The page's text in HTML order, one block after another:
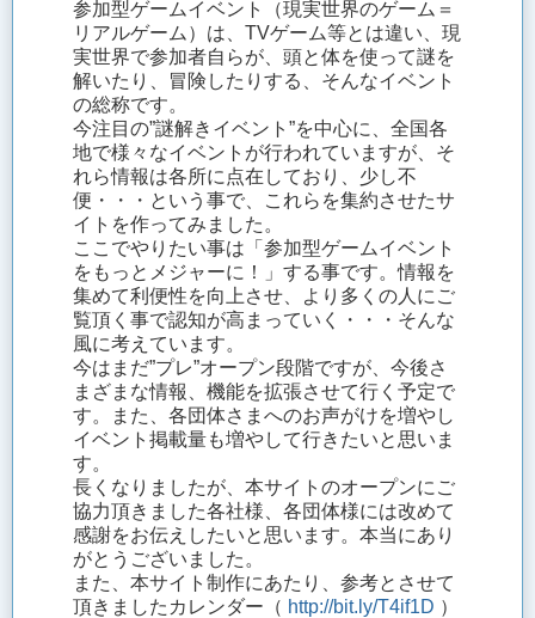
参加型ゲームイベント（現実世界のゲーム＝
リアルゲーム）は、TVゲーム等とは違い、現
実世界で参加者自らが、頭と体を使って謎を
解いたり、冒険したりする、そんなイベント
の総称です。
今注目の”謎解きイベント”を中心に、全国各
地で様々なイベントが行われていますが、そ
れら情報は各所に点在しており、少し不
便・・・という事で、これらを集約させたサ
イトを作ってみました。
ここでやりたい事は「参加型ゲームイベント
をもっとメジャーに！」する事です。情報を
集めて利便性を向上させ、より多くの人にご
覧頂く事で認知が高まっていく・・・そんな
風に考えています。
今はまだ”プレ”オープン段階ですが、今後さ
まざまな情報、機能を拡張させて行く予定で
す。また、各団体さまへのお声がけを増やし
イベント掲載量も増やして行きたいと思いま
す。
長くなりましたが、本サイトのオープンにご
協力頂きました各社様、各団体様には改めて
感謝をお伝えしたいと思います。本当にあり
がとうございました。
また、本サイト制作にあたり、参考とさせて
頂きましたカレンダー（ http://bit.ly/T4if1D ）